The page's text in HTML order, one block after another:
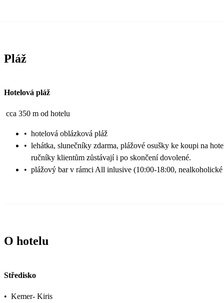
Pláž
Hotelová pláž
cca 350 m od hotelu
• hotelová oblázková pláž
• lehátka, slunečníky zdarma, plážové osušky ke koupi na
ručníky klientům zůstávají i po skončení dovolené.
• plážový bar v rámci All inlusive (10:00-18:00, nealkoholické
O hotelu
Středisko
• Kemer- Kiris